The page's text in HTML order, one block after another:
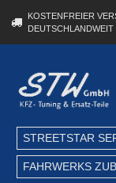
KOSTENFREIER
DEUTSCHLANDWEIT
STREETSTAR
FAHRWERKS